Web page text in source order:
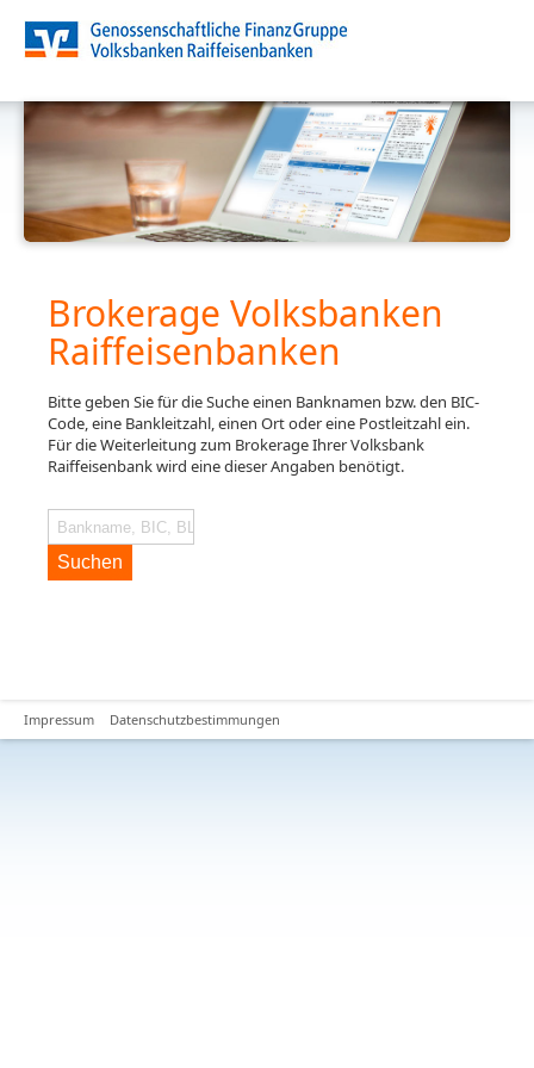
Brokerage Volksbanken
Raiffeisenbanken
Bitte geben Sie für die Suche einen Banknamen bzw. den BIC-
Code, eine Bankleitzahl, einen Ort oder eine Postleitzahl ein.
Für die Weiterleitung zum Brokerage Ihrer Volksbank
Raiffeisenbank wird eine dieser Angaben benötigt.
Suchen
Impressum Datenschutzbestimmungen